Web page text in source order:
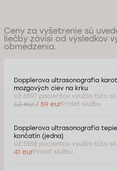
Ceny za vyšetrenie sú
liečby závisí od výsledkov
obmedzenia.
Dopplerova ultrasonografia
mozgových ciev na krku
Už 6597 pacientov využilo túto
62 eur/ 59 eurPridať službu
Dopplerova ultrasonografia
končatín (jedna)
Už 5558 pacientov využilo túto
41 eurPridať službu